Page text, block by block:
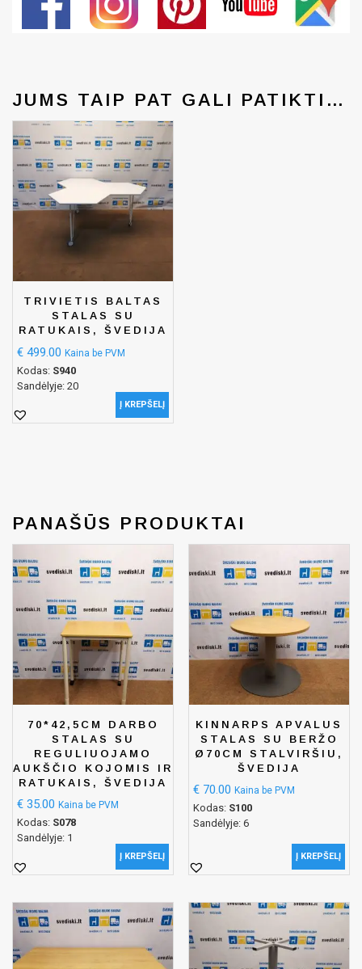
JUMS TAIP PAT GALI PATIKTI…
TRIVIETIS BALTAS
STALAS SU
RATUKAIS, ŠVEDIJA
€ 499.00 Kaina be PVM
Kodas: S940
Sandėlyje: 20
Į KREPŠELĮ
PANAŠŪS PRODUKTAI
70*42,5CM DARBO
STALAS SU
REGULIUOJAMO
AUKŠČIO KOJOMIS IR
RATUKAIS, ŠVEDIJA
€ 35.00 Kaina be PVM
Kodas: S078
Sandėlyje: 1
Į KREPŠELĮ
KINNARPS APVALUS
STALAS SU BERŽO
Ø70CM STALVIRŠIU,
ŠVEDIJA
€ 70.00 Kaina be PVM
Kodas: S100
Sandėlyje: 6
Į KREPŠELĮ